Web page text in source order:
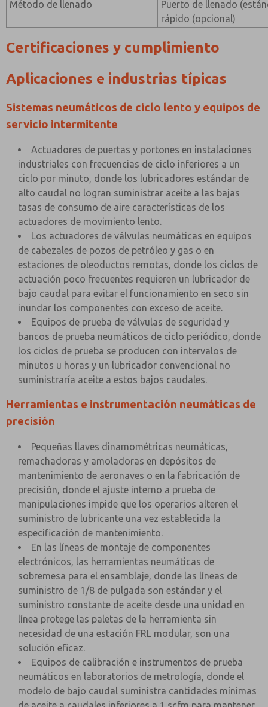
Método de llenado
Puerto de llenado
rápido (opcional)
Certificaciones y cumplimiento
Aplicaciones e industrias típicas
Sistemas neumáticos de ciclo lento y equipos de
servicio intermitente
Actuadores de puertas y portones en instalaciones
industriales con frecuencias de ciclo inferiores a un
ciclo por minuto, donde los lubricadores estándar de
alto caudal no logran suministrar aceite a las bajas
tasas de consumo de aire características de los
actuadores de movimiento lento.
Los actuadores de válvulas neumáticas en equipos
de cabezales de pozos de petróleo y gas o en
estaciones de oleoductos remotas, donde los ciclos de
actuación poco frecuentes requieren un lubricador de
bajo caudal para evitar el funcionamiento en seco sin
inundar los componentes con exceso de aceite.
Equipos de prueba de válvulas de seguridad y
bancos de prueba neumáticos de ciclo periódico, donde
los ciclos de prueba se producen con intervalos de
minutos u horas y un lubricador convencional no
suministraría aceite a estos bajos caudales.
Herramientas e instrumentación neumáticas de
precisión
Pequeñas llaves dinamométricas neumáticas,
remachadoras y amoladoras en depósitos de
mantenimiento de aeronaves o en la fabricación de
precisión, donde el ajuste interno a prueba de
manipulaciones impide que los operarios alteren el
suministro de lubricante una vez establecida la
especificación de mantenimiento.
En las líneas de montaje de componentes
electrónicos, las herramientas neumáticas de
sobremesa para el ensamblaje, donde las líneas de
suministro de 1/8 de pulgada son estándar y el
suministro constante de aceite desde una unidad en
línea protege las paletas de la herramienta sin
necesidad de una estación FRL modular, son una
solución eficaz.
Equipos de calibración e instrumentos de prueba
neumáticos en laboratorios de metrología, donde el
modelo de bajo caudal suministra cantidades mínimas